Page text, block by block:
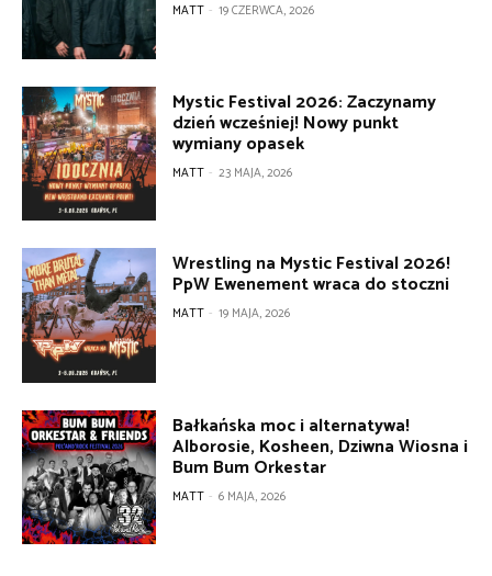
MATT - 19 CZERWCA, 2026
Mystic Festival 2026: Zaczynamy
dzień wcześniej! Nowy punkt
wymiany opasek
MATT - 23 MAJA, 2026
Wrestling na Mystic Festival 2026!
PpW Ewenement wraca do stoczni
MATT - 19 MAJA, 2026
Bałkańska moc i alternatywa!
Alborosie, Kosheen, Dziwna Wiosna i
Bum Bum Orkestar
MATT - 6 MAJA, 2026